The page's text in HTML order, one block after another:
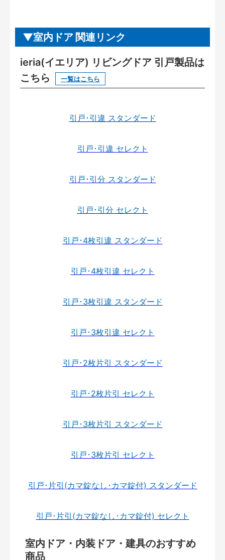
室内ドア 関連リンク
ieria(イエリア) リビングドア 引戸製品は
こちら
一覧はこちら
引戸･引違 スタンダード
引戸･引違 セレクト
引戸･引分 スタンダード
引戸･引分 セレクト
引戸･4枚引違 スタンダード
引戸･4枚引違 セレクト
引戸･3枚引違 スタンダード
引戸･3枚引違 セレクト
引戸･2枚片引 スタンダード
引戸･2枚片引 セレクト
引戸･3枚片引 スタンダード
引戸･3枚片引 セレクト
引戸･片引(カマ錠なし･カマ錠付) スタンダード
引戸･片引(カマ錠なし･カマ錠付) セレクト
室内ドア・内装ドア・建具のおすすめ
商品